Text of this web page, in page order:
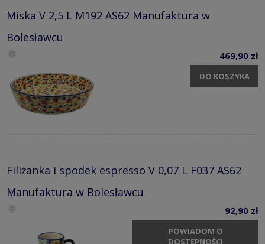
Miska V 2,5 L M192 AS62 Manufaktura w
Bolesławcu
469,90 zł
DO KOSZYKA
Filiżanka i spodek espresso V 0,07 L F037 AS62
Manufaktura w Bolesławcu
92,90 zł
POWIADOM O
DOSTĘPNOŚCI